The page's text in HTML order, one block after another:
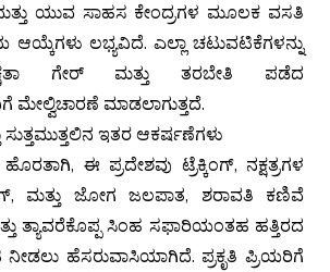
ಯುವ ಸಾಹಸ ಕೇಂದ್ರಗಳ ಮೂಲಕ ವಸತಿ
ಲಭ್ಯವಿದೆ. ಎಲ್ಲಾ ಚಟುವಟಿಕೆಗಳನ್ನು
ಗೇರ್ ಮತ್ತು ತರಬೇತಿ ಪಡೆದ
ಮೇಲ್ವಿಚಾರಣೆ ಮಾಡಲಾಗುತ್ತದೆ.
ಇತರ ಆಕರ್ಷಣೆಗಳು
ಈ ಪ್ರದೇಶವು ಟ್ರೆಕ್ಕಿಂಗ್, ನಕ್ಷತ್ರಗಳ
ಮತ್ತು ಜೋಗ ಜಲಪಾತ, ಶರಾವತಿ ಕಣಿವೆ
ತ್ಯಾವರೆಕೊಪ್ಪ ಸಿಂಹ ಸಫಾರಿಯಂತಹ ಹತ್ತಿರದ
ಹೆಸರುವಾಸಿಯಾಗಿದೆ. ಪ್ರಕೃತಿ ಪ್ರಿಯರಿಗೆ